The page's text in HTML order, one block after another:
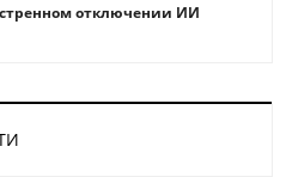
отключении ИИ